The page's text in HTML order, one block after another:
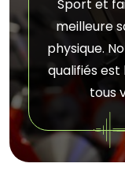
Sport et
meilleure
physique.
qualifiés
tous